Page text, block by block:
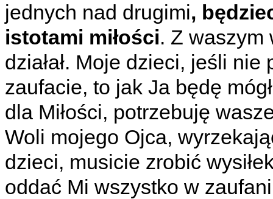
jednych nad drugimi,
istotami miłości. Z waszym
działał. Moje dzieci, jeśli
zaufacie, to jak Ja będę
dla Miłości, potrzebuję
Woli mojego Ojca,
dzieci, musicie zrobić
oddać Mi wszystko w